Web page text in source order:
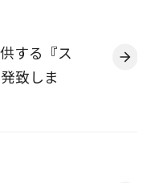
する『ス
致しま